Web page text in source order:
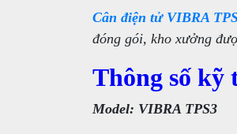
Cân điện tử VIBRA
đóng gói, kho xưởng
Thông số kỹ
Model: VIBRA TPS3